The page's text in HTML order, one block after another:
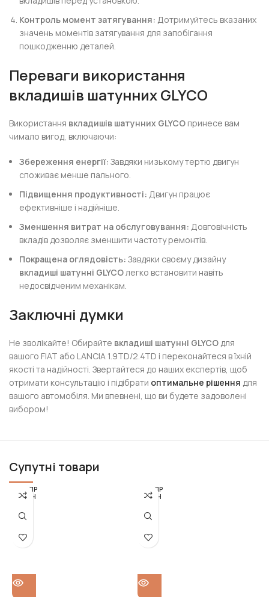
Контроль момент затягування: Дотримуйтесь вказаних
значень моментів затягування для запобігання
пошкодженню деталей.
Переваги використання
вкладишів шатунних GLYCO
Використання вкладишів шатунних GLYCO принесе вам
чимало вигод, включаючи:
Збереження енергії: Завдяки низькому тертю двигун
споживає менше пального.
Підвищення продуктивності: Двигун працює
ефективніше і надійніше.
Зменшення витрат на обслуговування: Довговічність
вкладів дозволяє зменшити частоту ремонтів.
Покращена оглядовість: Завдяки своєму дизайну
вкладиші шатунні GLYCOлегко встановити навіть
недосвідченим механікам.
Заключні думки
Не зволікайте! Обирайте вкладиші шатунні GLYCO для
вашого FIAT або LANCIA 1.9TD/2.4TD і переконайтеся в їхній
якості та надійності. Звертайтеся до наших експертів, щоб
отримати консультацію і підібрати оптимальне рішення для
вашого автомобіля. Ми впевнені, що ви будете задоволені
вибором!
Супутні товари
РОЗПР
ОДАН
РОЗПР
ОДАН